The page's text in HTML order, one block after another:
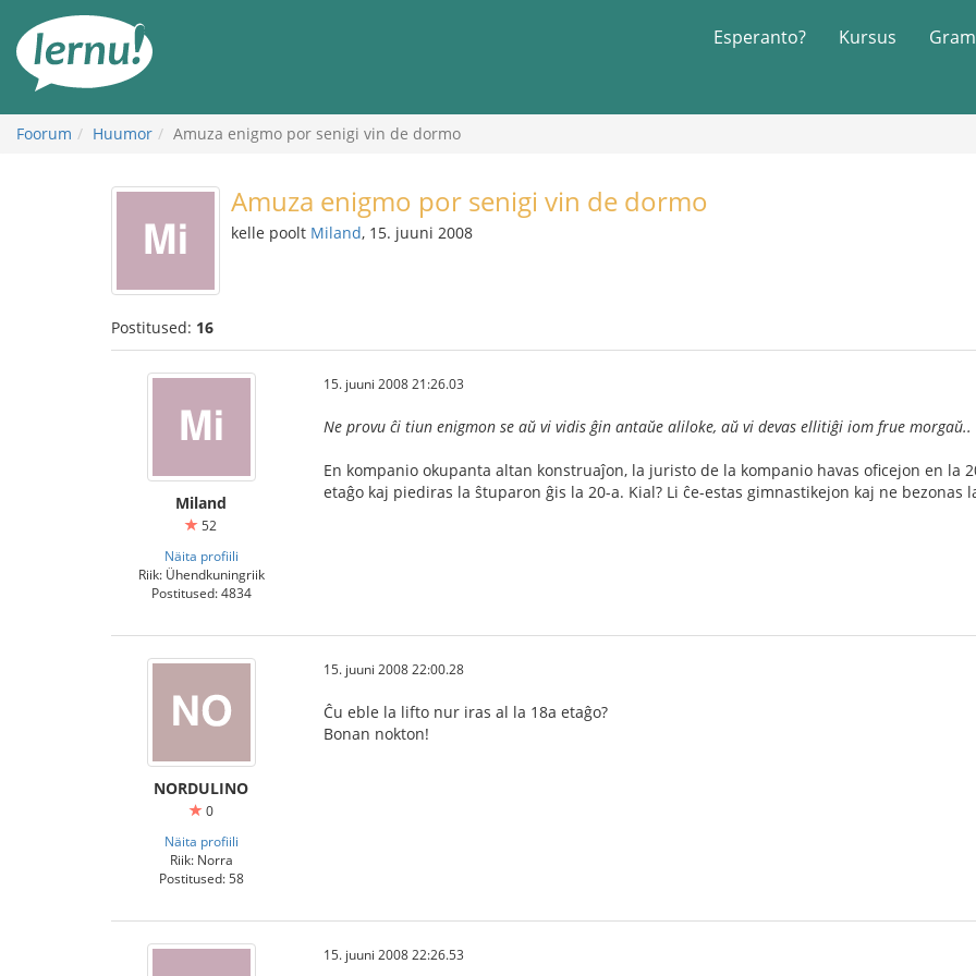
juurde
Esperanto? Kursus
Foorum Huumor Amuza enigmo por senigi vin de dormo
Amuza enigmo por senigi vin de dormo
kelle poolt Miland, 15. juuni 2008
Postitused: 16
Miland
52
Näita profiili
Riik: Ühendkuningriik
Postitused: 4834
15. juuni 2008 21:26.03
Ne provu ĉi tiun enigmon se aŭ vi vidis ĝin antaŭe aliloke, aŭ vi devas ellitiĝi iom frue morgaŭ..
En kompanio okupanta altan konstruaĵon, la juristo de la kompanio havas oficejon en la
etaĝo kaj piediras la ŝtuparon ĝis la 20-a. Kial? Li ĉe-estas gimnastikejon kaj ne bezonas
NORDULINO
0
Näita profiili
Riik: Norra
Postitused: 58
15. juuni 2008 22:00.28
Ĉu eble la lifto nur iras al la 18a etaĝo?
Bonan nokton!
15. juuni 2008 22:26.53